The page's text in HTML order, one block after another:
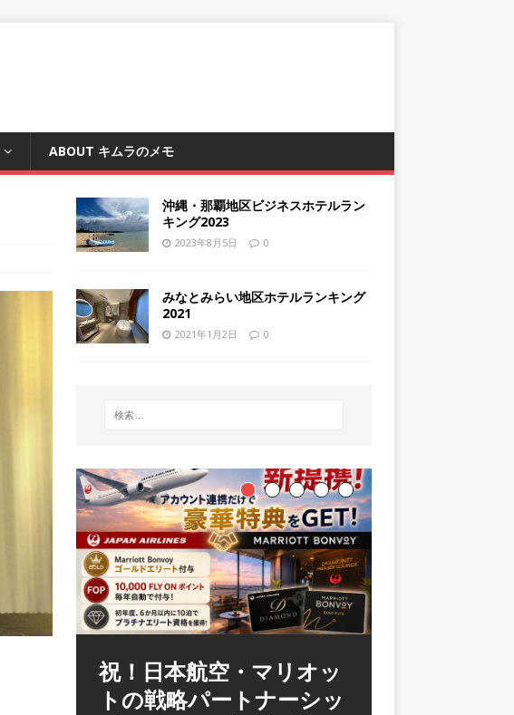
ABOUT キムラのメモ
沖縄・那覇地区ビジネスホテルラン
キング2023
2023年8月5日 0
みなとみらい地区ホテルランキング
2021
2021年1月2日 0
ラウンジ 華 那覇空港
(2026/05)